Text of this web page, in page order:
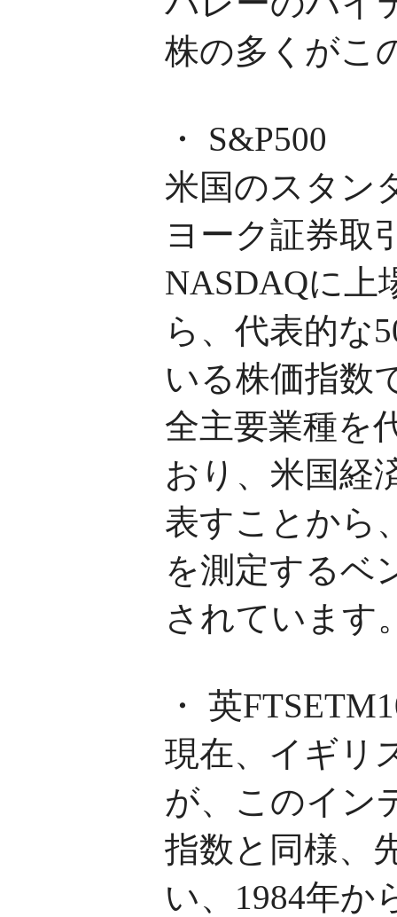
株の多くがこ
・ S&P500
米国のスタン
ヨーク証券取
NASDAQに上
ら、代表的な
いる株価指数
全主要業種を
おり、米国経
表すことから
を測定するベ
されています
・ 英
現在、イギリ
が、このイン
指数と同様、
い、1984年か